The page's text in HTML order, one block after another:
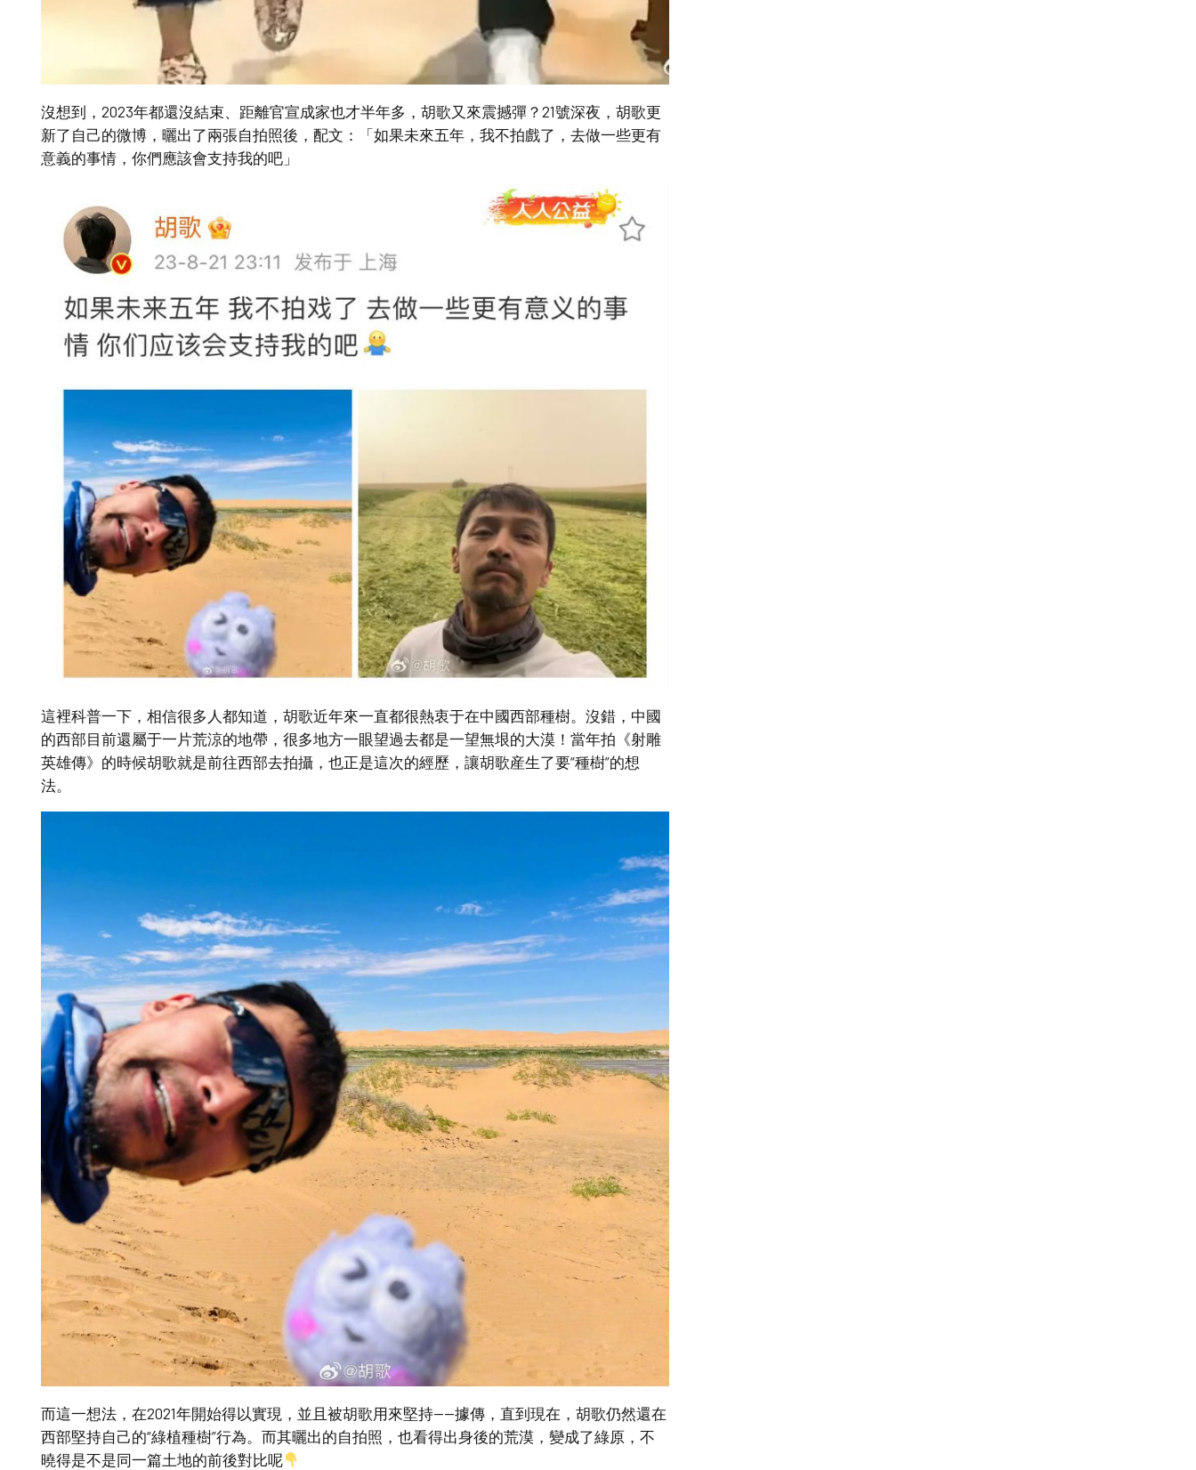
沒想到，2023年都還沒結束、距離官宣成家也才半年多，胡歌又來震撼彈？21號深夜，胡歌更
新了自己的微博，曬出了兩張自拍照後，配文：「如果未來五年，我不拍戲了，去做一些更有
意義的事情，你們應該會支持我的吧」
這裡科普一下，相信很多人都知道，胡歌近年來一直都很熱衷于在中國西部種樹。沒錯，中國
的西部目前還屬于一片荒涼的地帶，很多地方一眼望過去都是一望無垠的大漠！當年拍《射雕
英雄傳》的時候胡歌就是前往西部去拍攝，也正是這次的經歷，讓胡歌産生了要“種樹”的想
法。
而這一想法，在2021年開始得以實現，並且被胡歌用來堅持——據傳，直到現在，胡歌仍然還在
西部堅持自己的“綠植種樹”行為。而其曬出的自拍照，也看得出身後的荒漠，變成了綠原，不
曉得是不是同一篇土地的前後對比呢